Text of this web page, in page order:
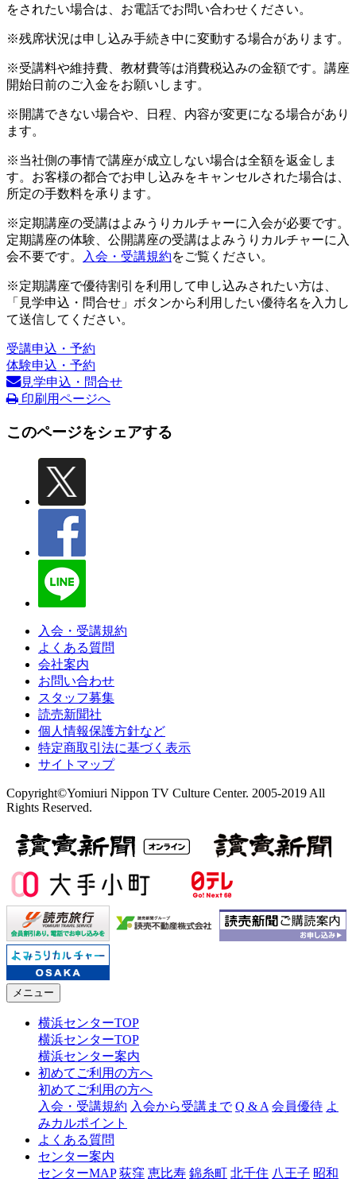
をされたい場合は、お電話でお問い合わせください。
※残席状況は申し込み手続き中に変動する場合があります。
※受講料や維持費、教材費等は消費税込みの金額です。講座
開始日前のご入金をお願いします。
※開講できない場合や、日程、内容が変更になる場合があり
ます。
※当社側の事情で講座が成立しない場合は全額を返金しま
す。お客様の都合でお申し込みをキャンセルされた場合は、
所定の手数料を承ります。
※定期講座の受講はよみうりカルチャーに入会が必要です。
定期講座の体験、公開講座の受講はよみうりカルチャーに入
会不要です。
入会・受講規約をご覧ください。
※定期講座で優待割引を利用して申し込みされたい方は、
「見学申込・問合せ」ボタンから利用したい優待名を入力し
て送信してください。
受講申込・予約
体験申込・予約
見学申込・問合せ
印刷用ページへ
このページをシェアする
入会・受講規約
よくある質問
会社案内
お問い合わせ
スタッフ募集
読売新聞社
個人情報保護方針など
特定商取引法に基づく表示
サイトマップ
Copyright©Yomiuri Nippon TV Culture Center. 2005-2019 All
Rights Reserved.
メニュー
横浜センターTOP
横浜センターTOP
横浜センター案内
初めてご利用の方へ
初めてご利用の方へ
入会・受講規約 入会から受講まで Q & A 会員優待 よ
みカルポイント
よくある質問
センター案内
センターMAP 荻窪 恵比寿 錦糸町 北千住 八王子 昭和